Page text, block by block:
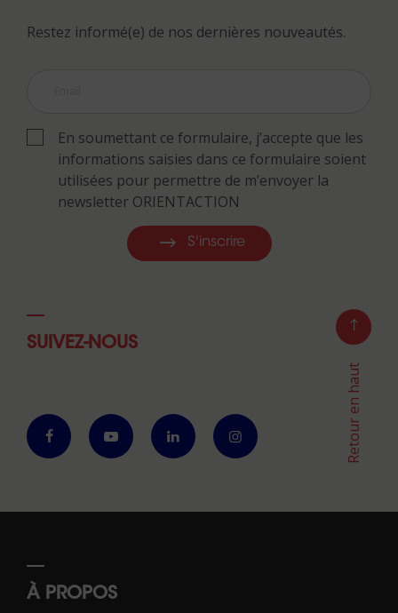
Restez informé(e) de nos dernières nouveautés.
En soumettant ce formulaire, j’accepte que les
informations saisies dans ce formulaire soient
utilisées pour permettre de m’envoyer la
newsletter ORIENTACTION
S'inscrire
SUIVEZ-NOUS
Retour en haut
À PROPOS